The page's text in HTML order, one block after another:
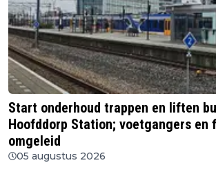
Start onderhoud trappen en liften
Hoofddorp Station; voetgangers en
omgeleid
05 augustus 2026